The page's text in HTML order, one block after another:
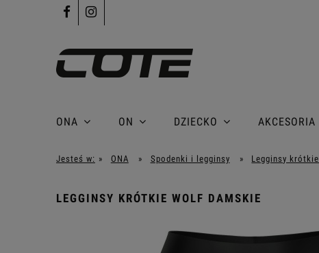
ONA ON DZIECKO AKCESORIA
Jesteś w: » ONA » Spodenki i legginsy » Legginsy krótkie
LEGGINSY KRÓTKIE WOLF DAMSKIE